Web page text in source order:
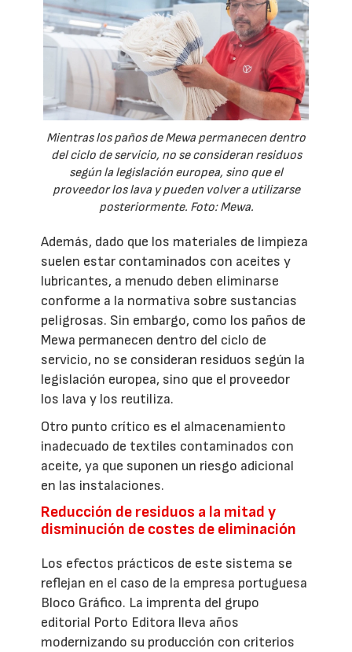
Mientras los paños de Mewa permanecen dentro
del ciclo de servicio, no se consideran residuos
según la legislación europea, sino que el
proveedor los lava y pueden volver a utilizarse
posteriormente. Foto: Mewa.
Además, dado que los materiales de limpieza
suelen estar contaminados con aceites y
lubricantes, a menudo deben eliminarse
conforme a la normativa sobre sustancias
peligrosas. Sin embargo, como los paños de
Mewa permanecen dentro del ciclo de
servicio, no se consideran residuos según la
legislación europea, sino que el proveedor
los lava y los reutiliza.
Otro punto crítico es el almacenamiento
inadecuado de textiles contaminados con
aceite, ya que suponen un riesgo adicional
en las instalaciones.
Reducción de residuos a la mitad y
disminución de costes de eliminación
Los efectos prácticos de este sistema se
reflejan en el caso de la empresa portuguesa
Bloco Gráfico. La imprenta del grupo
editorial Porto Editora lleva años
modernizando su producción con criterios